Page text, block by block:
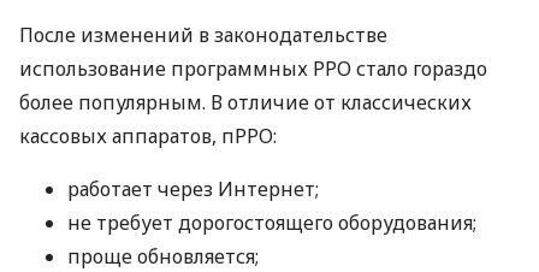
После изменений в законодательстве
использование программных РРО стало гораздо
более популярным. В отличие от классических
кассовых аппаратов, пРРО:
работает через Интернет;
не требует дорогостоящего оборудования;
проще обновляется;